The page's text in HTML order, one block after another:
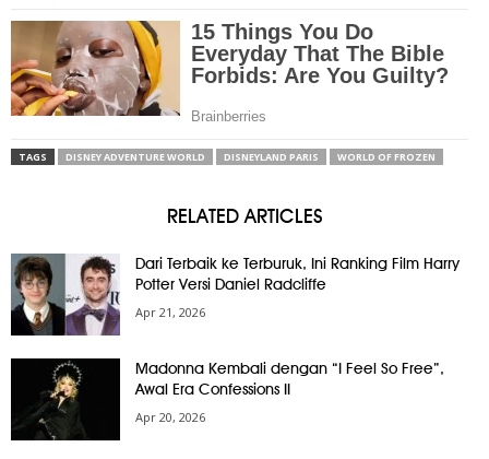
TAGS DISNEY ADVENTURE WORLD DISNEYLAND PARIS WORLD OF FROZEN
RELATED ARTICLES
Dari Terbaik ke Terburuk, Ini Ranking Film Harry
Potter Versi Daniel Radcliffe
Apr 21, 2026
Madonna Kembali dengan “I Feel So Free”,
Awal Era Confessions II
Apr 20, 2026